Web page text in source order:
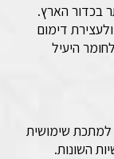
בכדור הארץ.
דימום
היעיל
למתכת שימושית
השונות.